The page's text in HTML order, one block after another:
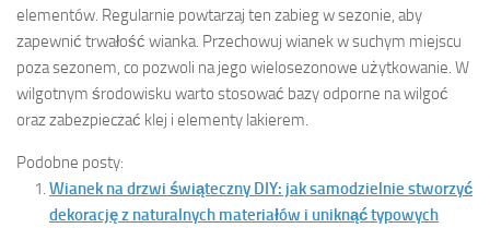
elementów. Regularnie powtarzaj ten zabieg w sezonie, aby
zapewnić trwałość wianka. Przechowuj wianek w suchym miejscu
poza sezonem, co pozwoli na jego wielosezonowe użytkowanie. W
wilgotnym środowisku warto stosować bazy odporne na wilgoć
oraz zabezpieczać klej i elementy lakierem.
Podobne posty:
Wianek na drzwi świąteczny DIY: jak samodzielnie stworzyć
dekorację z naturalnych materiałów i uniknąć typowych